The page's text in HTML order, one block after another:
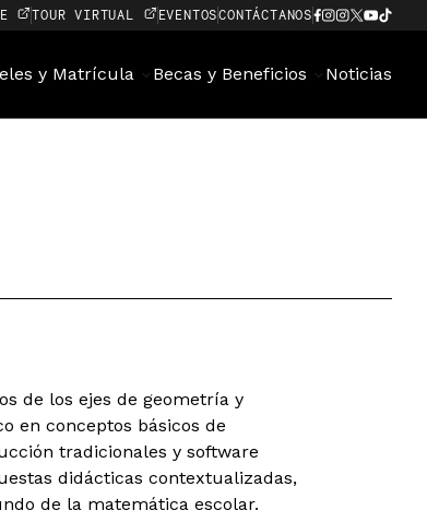
TOUR VIRTUAL EVENTOSCONTÁCTANOS
y Matrícula Becas y Beneficios Noticias
de los ejes de geometría y
en conceptos básicos de
tradicionales y software
didácticas contextualizadas,
de la matemática escolar.